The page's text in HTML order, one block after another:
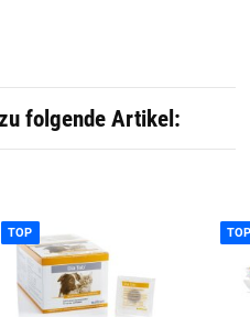
folgende Artikel:
TOP